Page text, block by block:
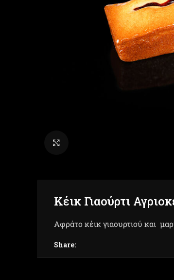
Κέικ Γιαούρτι
Αφράτο κέικ γιαουρτιού και
Share: